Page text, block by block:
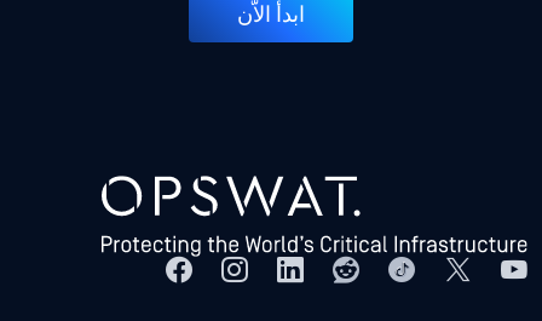
ابدأ الاّن